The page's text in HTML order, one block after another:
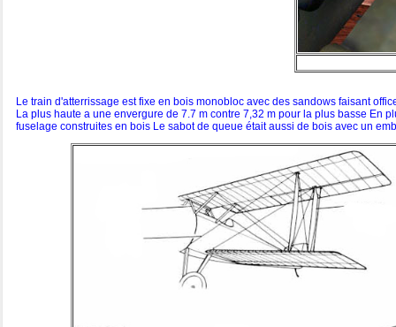
Le train d'atterrissage est fixe en bois monobloc avec des sandows faisant
La plus haute a une envergure de 7.7 m contre 7,32 m pour la plus basse En
fuselage construites en bois Le sabot de queue était aussi de bois avec un